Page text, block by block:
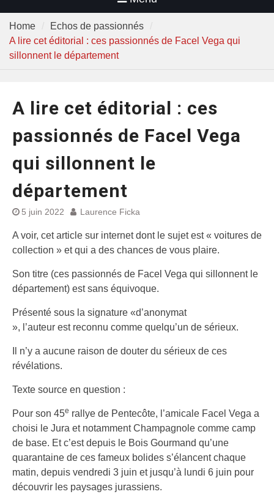
Home
Echos de passionnés
A lire cet éditorial : ces passionnés de Facel Vega qui
sillonnent le département
A lire cet éditorial : ces
passionnés de Facel Vega
qui sillonnent le
département
5 juin 2022 Laurence Ficka
A voir, cet article sur internet dont le sujet est « voitures de
collection » et qui a des chances de vous plaire.
Son titre (ces passionnés de Facel Vega qui sillonnent le
département) est sans équivoque.
Présenté sous la signature «d’anonymat
», l’auteur est reconnu comme quelqu’un de sérieux.
Il n’y a aucune raison de douter du sérieux de ces
révélations.
Texte source en question :
Pour son 45e rallye de Pentecôte, l’amicale Facel Vega a
choisi le Jura et notamment Champagnole comme camp
de base. Et c’est depuis le Bois Gourmand qu’une
quarantaine de ces fameux bolides s’élancent chaque
matin, depuis vendredi 3 juin et jusqu’à lundi 6 juin pour
découvrir les paysages jurassiens.